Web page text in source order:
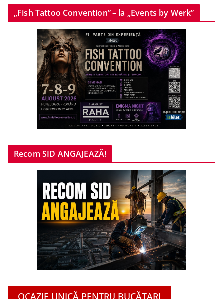
„Fish Tattoo Convention” – la „Events by Werk”
Recom SID ANGAJEAZĂ!
OCAZIE UNICĂ PENTRU BUCĂTARI